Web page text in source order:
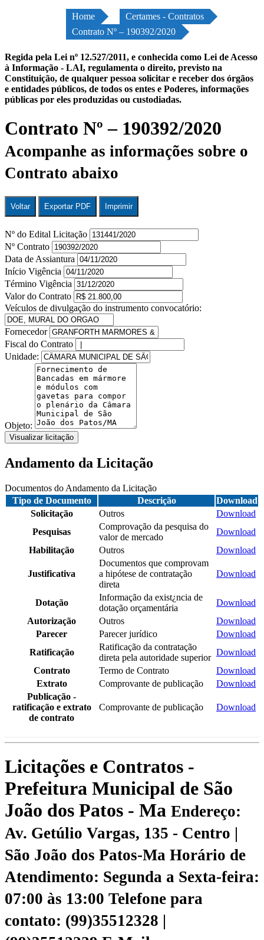
Home
Certames - Contratos
Contrato Nº – 190392/2020
Regida pela Lei nº 12.527/2011, e conhecida como Lei de Acesso
à Informação - LAI, regulamenta o direito, previsto na
Constituição, de qualquer pessoa solicitar e receber dos órgãos
e entidades públicos, de todos os entes e Poderes, informações
públicas por eles produzidas ou custodiadas.
Contrato Nº – 190392/2020
Acompanhe as informações sobre o
Contrato abaixo
Voltar Exportar PDF Imprimir
Nº do Edital Licitação
Nº Contrato
Data de Assiantura
Início Vigência
Término Vigência
Valor do Contrato
Veículos de divulgação do instrumento convocatório:
Fornecedor
Fiscal do Contrato
Unidade:
Objeto:
Visualizar licitação
Andamento da Licitação
Documentos do Andamento da Licitação
Tipo de Documento
Descrição
Download
Solicitação
Outros
Download
Pesquisas
Comprovação da pesquisa do
valor de mercado
Download
Habilitação
Outros Download
Justificativa
Documentos que comprovam
a hipótese de contratação
direta
Download
Dotação
Informação da exist¿ncia de
dotação orçamentária
Download
Autorização
Outros
Download
Parecer
Parecer jurídico
Download
Ratificação
Ratificação da contratação
direta pela autoridade superior
Download
Contrato
Termo de Contrato
Download
Extrato
Comprovante de publicação
Download
Publicação -
ratificação e extrato
de contrato
Comprovante de publicação Download
Licitações e Contratos -
Prefeitura Municipal de São
João dos Patos - Ma Endereço:
Av. Getúlio Vargas, 135 - Centro |
São João dos Patos-Ma Horário de
Atendimento: Segunda a Sexta-feira:
07:00 às 13:00 Telefone para
contato: (99)35512328 |